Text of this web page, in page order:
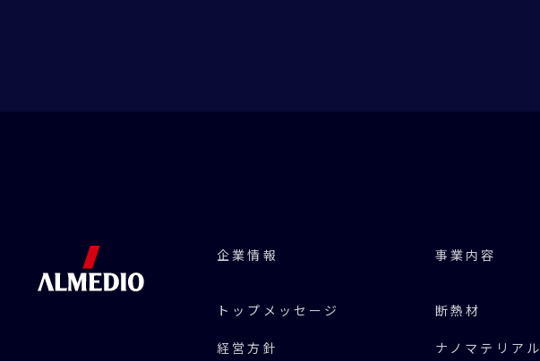
企業情報
トップメッセージ
経営方針
事業内容
断熱材
ナノマテリアル